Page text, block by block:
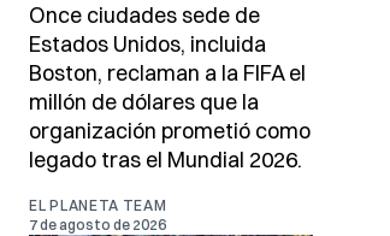
Once ciudades sede de
Estados Unidos, incluida
Boston, reclaman a la FIFA el
millón de dólares que la
organización prometió como
legado tras el Mundial 2026.
EL PLANETA TEAM
7 de agosto de 2026